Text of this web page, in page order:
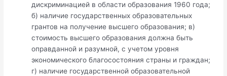
дискриминацией в области образования 1960 года;
б) наличие государственных образовательных
грантов на получение высшего образования; в)
стоимость высшего образования должна быть
оправданной и разумной, с учетом уровня
экономического благосостояния страны и граждан;
г) наличие государственной образовательной